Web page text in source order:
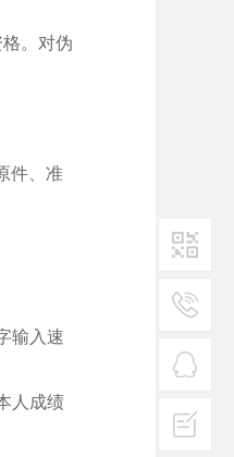
。对伪
件、准
输入速
人成绩
二维码1
热线
客服